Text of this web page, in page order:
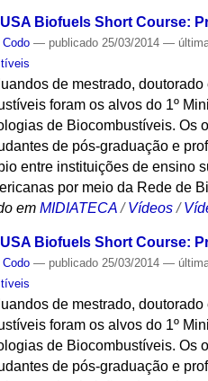
Biofuels Short Course:
— publicado 25/03/2014—
de mestrado,
foram os alvos do 1º
de Biocombustíveis. Os
de pós-graduação e
entre instituições de ensino
por meio da Rede de
em MIDIATECA /Vídeos /
Biofuels Short Course:
— publicado 25/03/2014—
de mestrado,
foram os alvos do 1º
de Biocombustíveis. Os
de pós-graduação e